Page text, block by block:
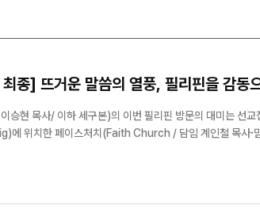
종] 뜨거운 말씀의 열풍, 필리핀을 감동
승현 목사/ 이하 세구본)의 이번 필리핀 방문의 대미는 선
에 위치한 페이스처치(Faith Church / 담임 계인철 목사·
...